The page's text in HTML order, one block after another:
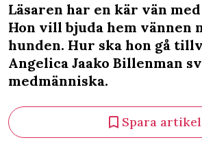
Läsaren har en kär vän
Hon vill bjuda hem vännen
hunden. Hur ska hon gå
Angelica Jaako Billenman
medmänniska.
Spara artikel